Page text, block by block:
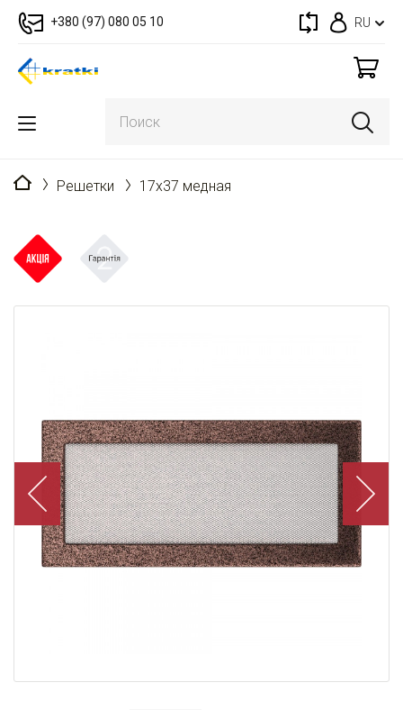
+380 (97) 080 05 10 RU
Главная
Решетки 17x37 медная